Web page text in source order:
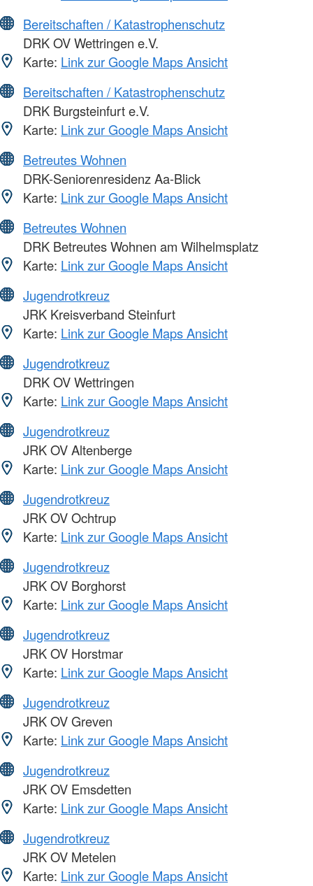
Bereitschaften / Katastrophenschutz
DRK OV Wettringen e.V.
Karte: Link zur Google Maps Ansicht
Bereitschaften / Katastrophenschutz
DRK Burgsteinfurt e.V.
Karte: Link zur Google Maps Ansicht
Betreutes Wohnen
DRK-Seniorenresidenz Aa-Blick
Karte: Link zur Google Maps Ansicht
Betreutes Wohnen
DRK Betreutes Wohnen am Wilhelmsplatz
Karte: Link zur Google Maps Ansicht
Jugendrotkreuz
JRK Kreisverband Steinfurt
Karte: Link zur Google Maps Ansicht
Jugendrotkreuz
DRK OV Wettringen
Karte: Link zur Google Maps Ansicht
Jugendrotkreuz
JRK OV Altenberge
Karte: Link zur Google Maps Ansicht
Jugendrotkreuz
JRK OV Ochtrup
Karte: Link zur Google Maps Ansicht
Jugendrotkreuz
JRK OV Borghorst
Karte: Link zur Google Maps Ansicht
Jugendrotkreuz
JRK OV Horstmar
Karte: Link zur Google Maps Ansicht
Jugendrotkreuz
JRK OV Greven
Karte: Link zur Google Maps Ansicht
Jugendrotkreuz
JRK OV Emsdetten
Karte: Link zur Google Maps Ansicht
Jugendrotkreuz
JRK OV Metelen
Karte: Link zur Google Maps Ansicht